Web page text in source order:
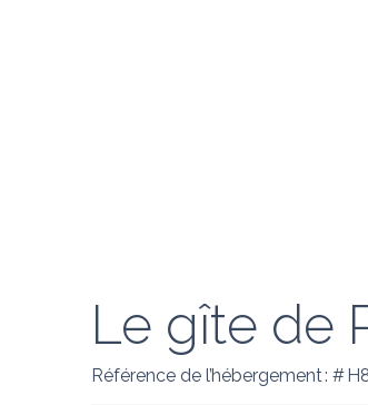
Le gîte de
Référence de l’hébergement : #